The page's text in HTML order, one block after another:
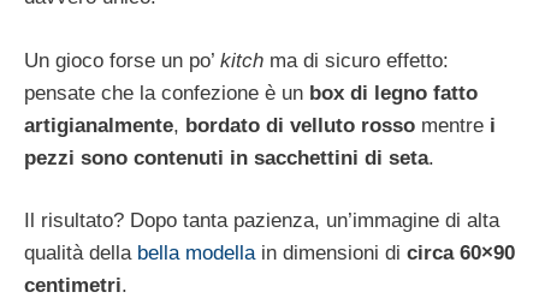
Un gioco forse un po’ kitch ma di sicuro effetto:
pensate che la confezione è un box di legno fatto
artigianalmente, bordato di velluto rosso mentre i
pezzi sono contenuti in sacchettini di seta.
Il risultato? Dopo tanta pazienza, un’immagine di alta
qualità della bella modellain dimensioni di circa 60×90
centimetri.